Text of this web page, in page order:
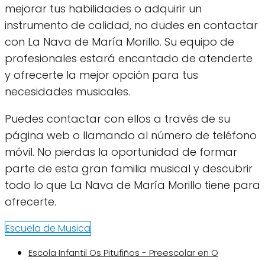
mejorar tus habilidades o adquirir un
instrumento de calidad, no dudes en contactar
con La Nava de María Morillo. Su equipo de
profesionales estará encantado de atenderte
y ofrecerte la mejor opción para tus
necesidades musicales.
Puedes contactar con ellos a través de su
página web o llamando al número de teléfono
móvil. No pierdas la oportunidad de formar
parte de esta gran familia musical y descubrir
todo lo que La Nava de María Morillo tiene para
ofrecerte.
Escuela de Musica
Escola Infantil Os Pitufiños - Preescolar en O